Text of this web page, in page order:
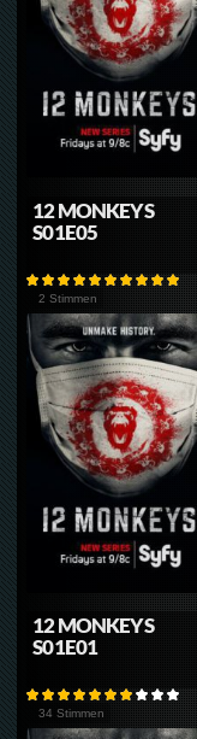
12 MONKEYS
S01E05
2 Stimmen
12 MONKEYS
S01E01
34 Stimmen